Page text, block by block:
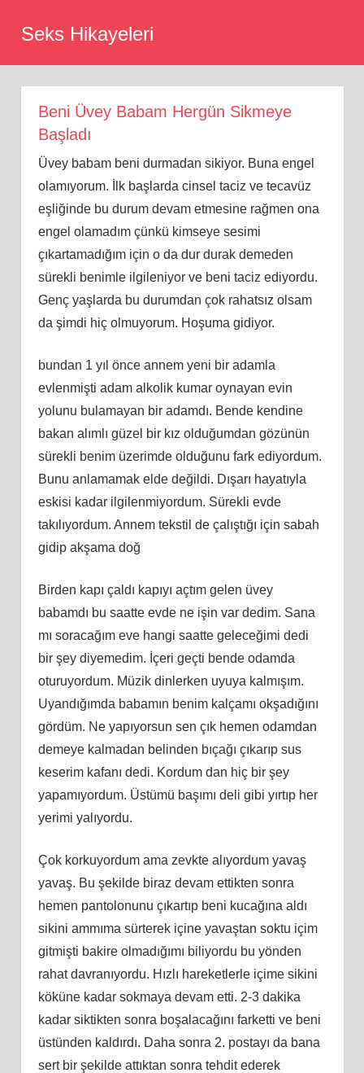
Seks Hikayeleri
Beni Üvey Babam Hergün Sikmeye
Başladı
Üvey babam beni durmadan sikiyor. Buna engel
olamıyorum. İlk başlarda cinsel taciz ve tecavüz
eşliğinde bu durum devam etmesine rağmen ona
engel olamadım çünkü kimseye sesimi
çıkartamadığım için o da dur durak demeden
sürekli benimle ilgileniyor ve beni taciz ediyordu.
Genç yaşlarda bu durumdan çok rahatsız olsam
da şimdi hiç olmuyorum. Hoşuma gidiyor.
bundan 1 yıl önce annem yeni bir adamla
evlenmişti adam alkolik kumar oynayan evin
yolunu bulamayan bir adamdı. Bende kendine
bakan alımlı güzel bir kız olduğumdan gözünün
sürekli benim üzerimde olduğunu fark ediyordum.
Bunu anlamamak elde değildi. Dışarı hayatıyla
eskisi kadar ilgilenmiyordum. Sürekli evde
takılıyordum. Annem tekstil de çalıştığı için sabah
gidip akşama doğ
Birden kapı çaldı kapıyı açtım gelen üvey
babamdı bu saatte evde ne işin var dedim. Sana
mı soracağım eve hangi saatte geleceğimi dedi
bir şey diyemedim. İçeri geçti bende odamda
oturuyordum. Müzik dinlerken uyuya kalmışım.
Uyandığımda babamın benim kalçamı okşadığını
gördüm. Ne yapıyorsun sen çık hemen odamdan
demeye kalmadan belinden bıçağı çıkarıp sus
keserim kafanı dedi. Kordum dan hiç bir şey
yapamıyordum. Üstümü başımı deli gibi yırtıp her
yerimi yalıyordu.
Çok korkuyordum ama zevkte alıyordum yavaş
yavaş. Bu şekilde biraz devam ettikten sonra
hemen pantolonunu çıkartıp beni kucağına aldı
sikini ammıma sürterek içine yavaştan soktu içim
gitmişti bakire olmadığımı biliyordu bu yönden
rahat davranıyordu. Hızlı hareketlerle içime sikini
köküne kadar sokmaya devam etti. 2-3 dakika
kadar siktikten sonra boşalacağını farketti ve beni
üstünden kaldırdı. Daha sonra 2. postayı da bana
sert bir şekilde attıktan sonra tehdit ederek